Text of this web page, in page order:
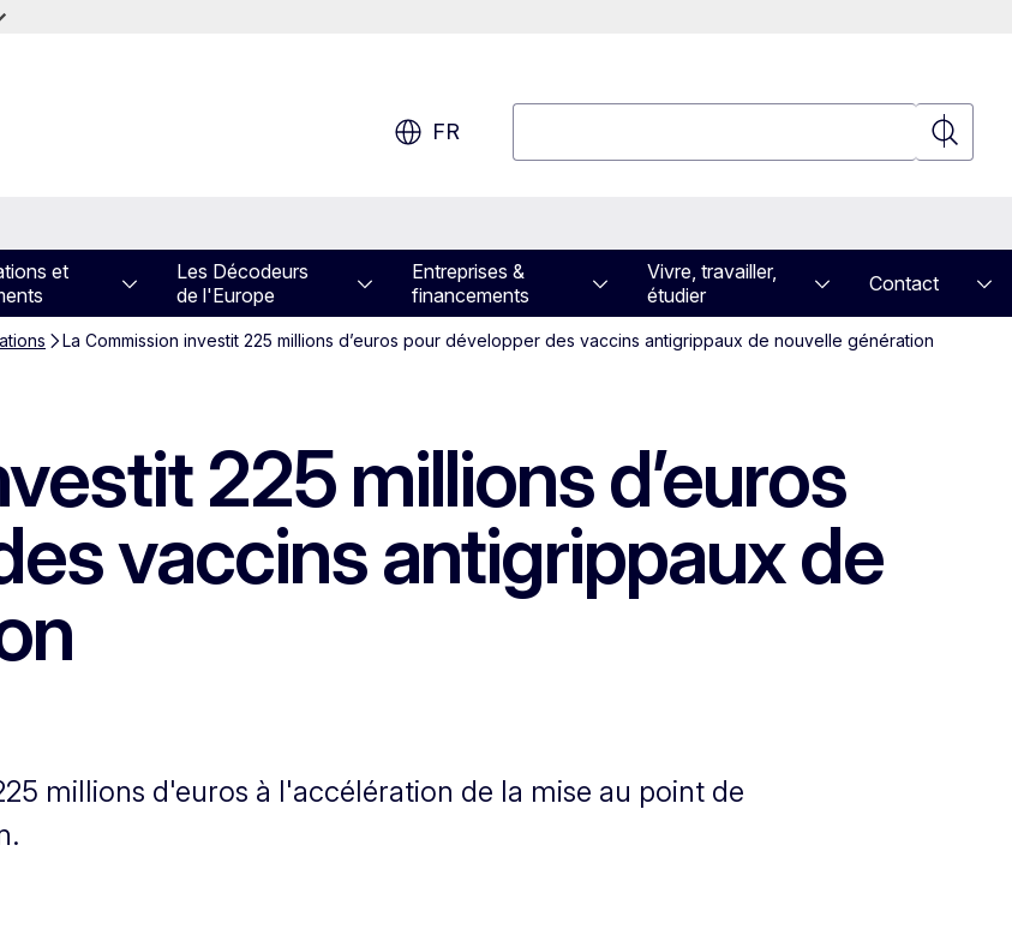
FR
et
Les Décodeurs
de l'Europe
Entreprises &
financements
Vivre, travailler,
étudier
Contact
La Commission investit 225 millions d’euros pour développer des vaccins antigrippaux de nouvelle génération
225 millions d’euros
vaccins antigrippaux de
millions d'euros à l'accélération de la mise au point de